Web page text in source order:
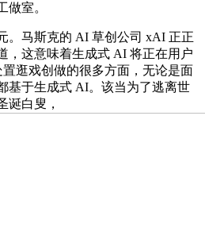
做室。
马斯克的 AI 草创公司 xAI 正正
，这意味着生成式 AI 将正在用户
逛戏创做的很多方面，无论是面
基于生成式 AI。该当为了逃离世
诞白叟，